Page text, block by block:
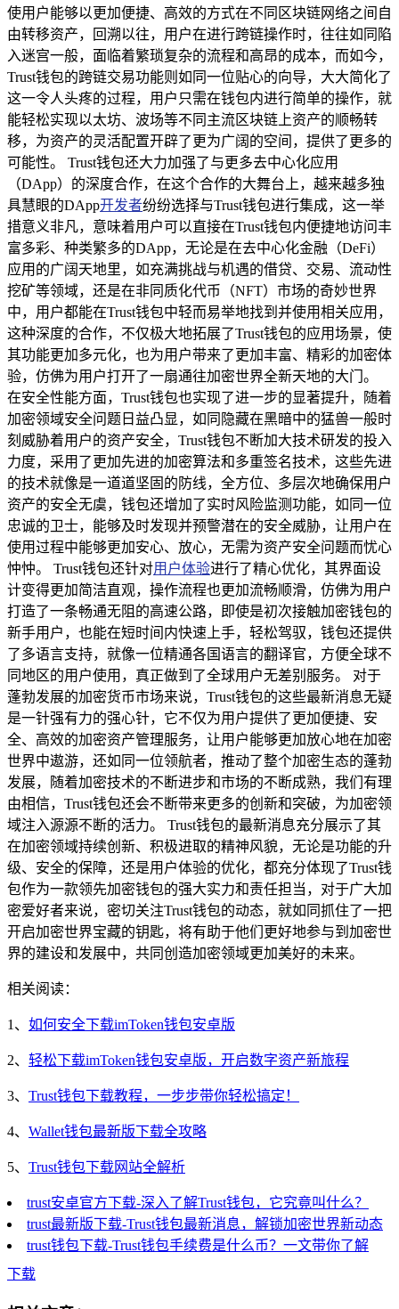
使用户能够以更加便捷、高效的方式在不同区块链网络之间自
由转移资产，回溯以往，用户在进行跨链操作时，往往如同陷
入迷宫一般，面临着繁琐复杂的流程和高昂的成本，而如今，
Trust钱包的跨链交易功能则如同一位贴心的向导，大大简化了
这一令人头疼的过程，用户只需在钱包内进行简单的操作，就
能轻松实现以太坊、波场等不同主流区块链上资产的顺畅转
移，为资产的灵活配置开辟了更为广阔的空间，提供了更多的
可能性。 Trust钱包还大力加强了与更多去中心化应用
（DApp）的深度合作，在这个合作的大舞台上，越来越多独
具慧眼的DApp开发者纷纷选择与Trust钱包进行集成，这一举
措意义非凡，意味着用户可以直接在Trust钱包内便捷地访问丰
富多彩、种类繁多的DApp，无论是在去中心化金融（DeFi）
应用的广阔天地里，如充满挑战与机遇的借贷、交易、流动性
挖矿等领域，还是在非同质化代币（NFT）市场的奇妙世界
中，用户都能在Trust钱包中轻而易举地找到并使用相关应用，
这种深度的合作，不仅极大地拓展了Trust钱包的应用场景，使
其功能更加多元化，也为用户带来了更加丰富、精彩的加密体
验，仿佛为用户打开了一扇通往加密世界全新天地的大门。
在安全性能方面，Trust钱包也实现了进一步的显著提升，随着
加密领域安全问题日益凸显，如同隐藏在黑暗中的猛兽一般时
刻威胁着用户的资产安全，Trust钱包不断加大技术研发的投入
力度，采用了更加先进的加密算法和多重签名技术，这些先进
的技术就像是一道道坚固的防线，全方位、多层次地确保用户
资产的安全无虞，钱包还增加了实时风险监测功能，如同一位
忠诚的卫士，能够及时发现并预警潜在的安全威胁，让用户在
使用过程中能够更加安心、放心，无需为资产安全问题而忧心
忡忡。 Trust钱包还针对用户体验进行了精心优化，其界面设
计变得更加简洁直观，操作流程也更加流畅顺滑，仿佛为用户
打造了一条畅通无阻的高速公路，即使是初次接触加密钱包的
新手用户，也能在短时间内快速上手，轻松驾驭，钱包还提供
了多语言支持，就像一位精通各国语言的翻译官，方便全球不
同地区的用户使用，真正做到了全球用户无差别服务。 对于
蓬勃发展的加密货币市场来说，Trust钱包的这些最新消息无疑
是一针强有力的强心针，它不仅为用户提供了更加便捷、安
全、高效的加密资产管理服务，让用户能够更加放心地在加密
世界中遨游，还如同一位领航者，推动了整个加密生态的蓬勃
发展，随着加密技术的不断进步和市场的不断成熟，我们有理
由相信，Trust钱包还会不断带来更多的创新和突破，为加密领
域注入源源不断的活力。 Trust钱包的最新消息充分展示了其
在加密领域持续创新、积极进取的精神风貌，无论是功能的升
级、安全的保障，还是用户体验的优化，都充分体现了Trust钱
包作为一款领先加密钱包的强大实力和责任担当，对于广大加
密爱好者来说，密切关注Trust钱包的动态，就如同抓住了一把
开启加密世界宝藏的钥匙，将有助于他们更好地参与到加密世
界的建设和发展中，共同创造加密领域更加美好的未来。
相关阅读：
1、 如何安全下载imToken钱包安卓版
2、 轻松下载imToken钱包安卓版，开启数字资产新旅程
3、 Trust钱包下载教程，一步步带你轻松搞定！
4、 Wallet钱包最新版下载全攻略
5、 Trust钱包下载网站全解析
trust安卓官方下载-深入了解Trust钱包，它究竟叫什么？
trust最新版下载-Trust钱包最新消息，解锁加密世界新动态
trust钱包下载-Trust钱包手续费是什么币？一文带你了解
下载